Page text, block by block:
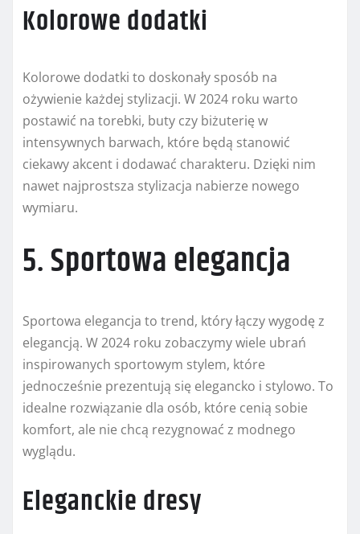
Kolorowe dodatki
Kolorowe dodatki to doskonały sposób na
ożywienie każdej stylizacji. W 2024 roku warto
postawić na torebki, buty czy biżuterię w
intensywnych barwach, które będą stanowić
ciekawy akcent i dodawać charakteru. Dzięki nim
nawet najprostsza stylizacja nabierze nowego
wymiaru.
5. Sportowa elegancja
Sportowa elegancja to trend, który łączy wygodę z
elegancją. W 2024 roku zobaczymy wiele ubrań
inspirowanych sportowym stylem, które
jednocześnie prezentują się elegancko i stylowo. To
idealne rozwiązanie dla osób, które cenią sobie
komfort, ale nie chcą rezygnować z modnego
wyglądu.
Eleganckie dresy